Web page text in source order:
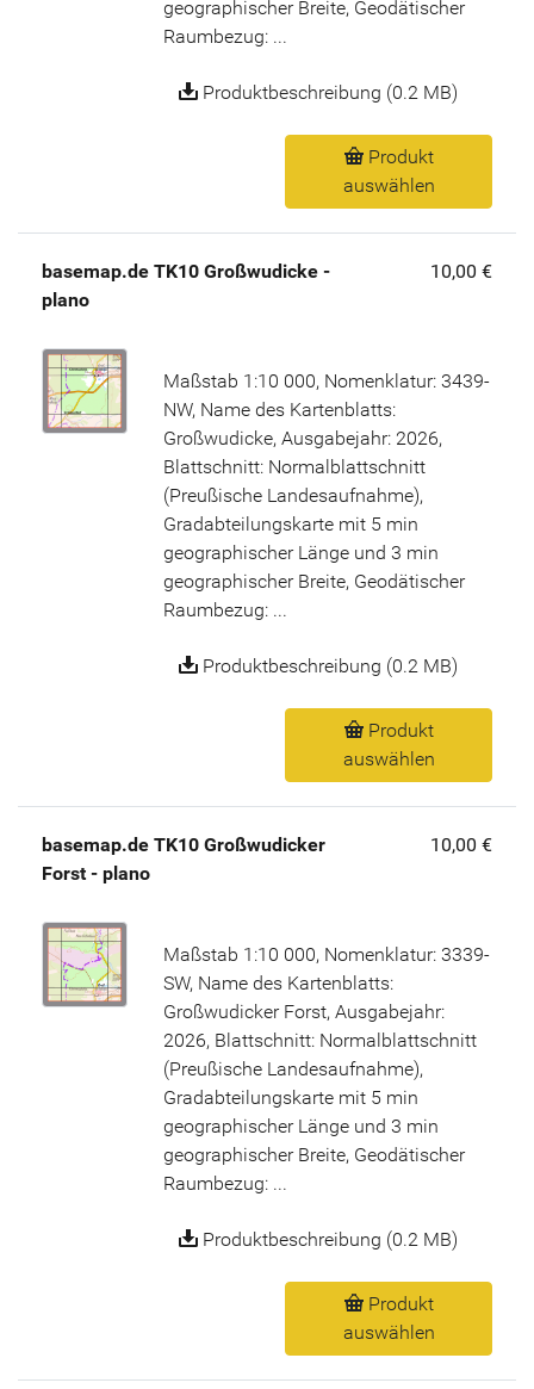
geographischer Breite, Geodätischer
Raumbezug: ...
Produktbeschreibung (0.2 MB)
Produkt
auswählen
basemap.de TK10 Großwudicke -
plano
10,00 €
Maßstab 1:10 000, Nomenklatur: 3439-
NW, Name des Kartenblatts:
Großwudicke, Ausgabejahr: 2026,
Blattschnitt: Normalblattschnitt
(Preußische Landesaufnahme),
Gradabteilungskarte mit 5 min
geographischer Länge und 3 min
geographischer Breite, Geodätischer
Raumbezug: ...
Produktbeschreibung (0.2 MB)
Produkt
auswählen
basemap.de TK10 Großwudicker
Forst - plano
10,00 €
Maßstab 1:10 000, Nomenklatur: 3339-
SW, Name des Kartenblatts:
Großwudicker Forst, Ausgabejahr:
2026, Blattschnitt: Normalblattschnitt
(Preußische Landesaufnahme),
Gradabteilungskarte mit 5 min
geographischer Länge und 3 min
geographischer Breite, Geodätischer
Raumbezug: ...
Produktbeschreibung (0.2 MB)
Produkt
auswählen